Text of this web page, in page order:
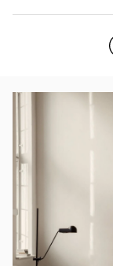
Изображение